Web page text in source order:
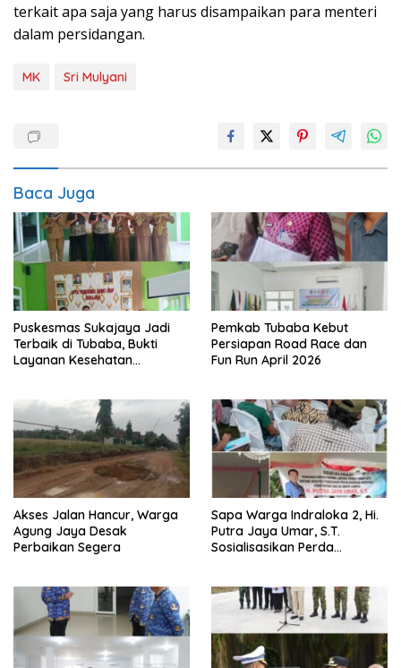
terkait apa saja yang harus disampaikan para menteri
dalam persidangan.
MK Sri Mulyani
Baca Juga
Puskesmas Sukajaya Jadi
Terbaik di Tubaba, Bukti
Layanan Kesehatan
Pemkab Tubaba Kebut
Persiapan Road Race dan
Fun Run April 2026
Akses Jalan Hancur, Warga
Agung Jaya Desak
Perbaikan Segera
Sapa Warga Indraloka 2, Hi.
Putra Jaya Umar, S.T.
Sosialisasikan Perda